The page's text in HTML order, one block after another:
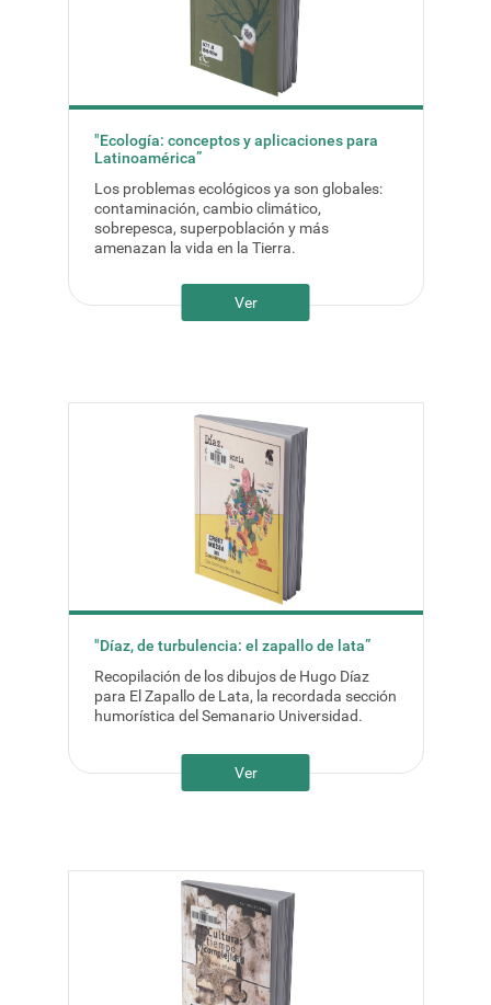
"Ecología: conceptos y aplicaciones para
Latinoamérica”
Los problemas ecológicos ya son globales:
contaminación, cambio climático,
sobrepesca, superpoblación y más
amenazan la vida en la Tierra.
Ver
"Díaz, de turbulencia: el zapallo de lata”
Recopilación de los dibujos de Hugo Díaz
para El Zapallo de Lata, la recordada sección
humorística del Semanario Universidad.
Ver